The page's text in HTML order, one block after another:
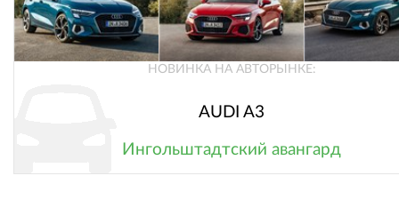
НОВИНКА НА АВТОРЫНКЕ:
AUDI A3
Ингольштадтский авангард